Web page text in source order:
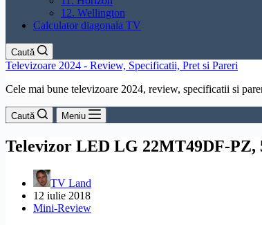
12. Wellington
Calculator diagonala TV
Caută
Televizoare 2024 - Review, Specificatii, Pret si Pareri
Cele mai bune televizoare 2024, review, specificatii si
Caută Meniu
Televizor LED LG 22MT49DF-PZ,
TV Land
12 iulie 2018
Mini-Review